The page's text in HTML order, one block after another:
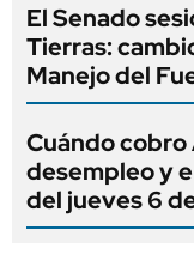
El Senado
Tierras:
Manejo del
Cuándo cobro
desempleo y
del jueves 6